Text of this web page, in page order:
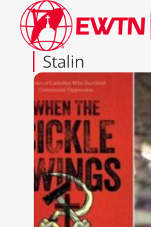
Stalin